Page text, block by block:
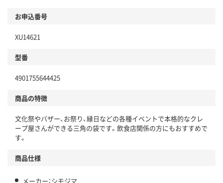
お申込番号
XU14621
型番
4901755644425
商品の特徴
文化祭やバザー、お祭り、縁日などの各種イベントで本格的なクレ
ープ屋さんができる三角の袋です。飲食店関係の方にもおすすめで
す。
商品仕様
メーカー：シモジマ